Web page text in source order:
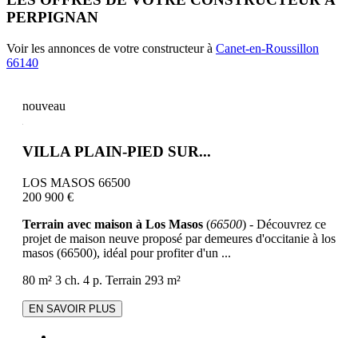
PERPIGNAN
Voir les annonces de votre constructeur à Canet-en-Roussillon
66140
nouveau
VILLA PLAIN-PIED SUR...
LOS MASOS 66500
200 900 €
Terrain avec maison à Los Masos (66500) - Découvrez ce
projet de maison neuve proposé par demeures d'occitanie à los
masos (66500), idéal pour profiter d'un ...
80 m² 3 ch. 4 p. Terrain 293 m²
EN SAVOIR PLUS